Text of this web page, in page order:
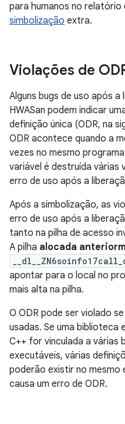
para humanos no relatório
simbolização extra.
Violações de
Alguns bugs de uso após
HWASan podem indicar
definição única (ODR, na
ODR acontece quando a
vezes no mesmo
variável é destruída várias
erro de uso após a
Após a simbolização, as
erro de uso após a
tanto na pilha de acesso
A pilha alocada
apontar para o local no
mais alta na pilha.
O ODR pode ser violado
usadas. Se uma biblioteca
C++ for vinculada a várias
executáveis, várias
poderão existir no mesmo
causa um erro de ODR.